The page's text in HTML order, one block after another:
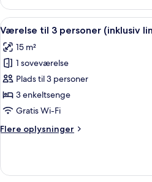
(5
personer
-
linnedpakke)
Indlæs
alle
billeder
af
Værelse
til
3
(inklusiv
6
Værelse til 3 personer (inklusiv
15 m²
1 soveværelse
Plads til 3 personer
3 enkeltsenge
Gratis Wi-Fi
Flere oplysninger
Flere
til